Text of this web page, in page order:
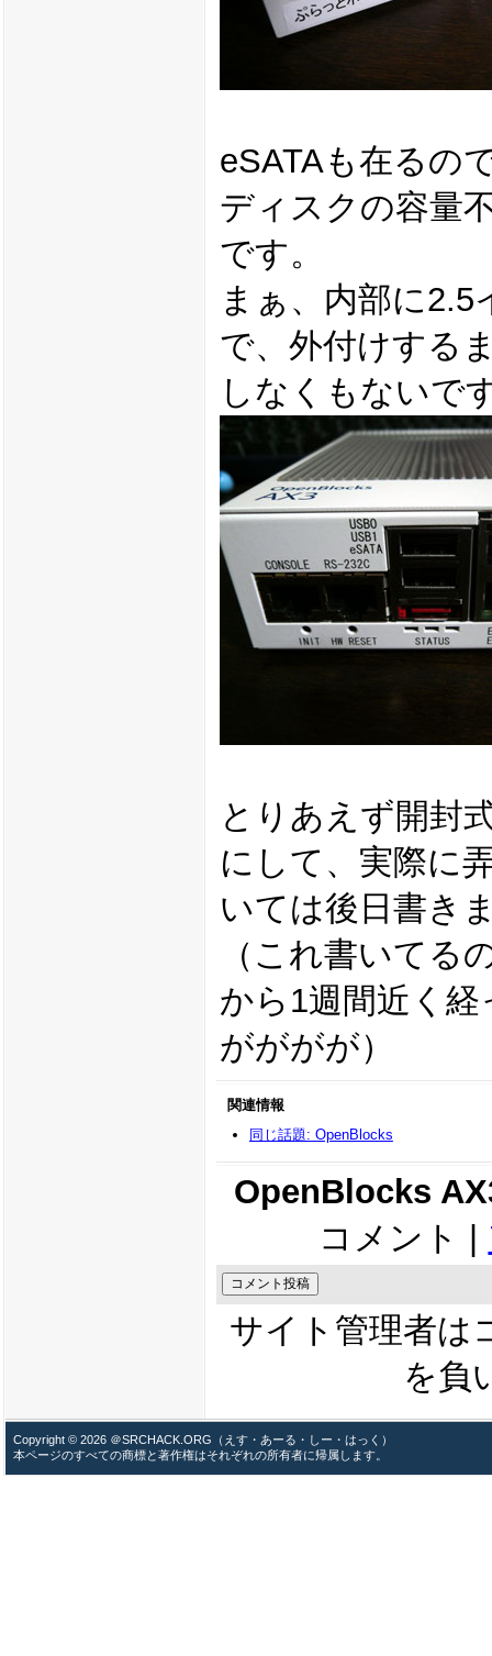
eSATAも在るの
ディスクの容量
です。
まぁ、内部に
で、外付けする
しなくもないで
とりあえず開封
にして、実際に
いては後日書き
（これ書いてる
から1週間近く
がががが）
関連情報
同じ話題: OpenBlocks
OpenBlocks
コメント |
サイト管理者は
を負
Copyright © 2026 ＠SRCHACK.ORG（えす・あーる・しー・はっく）
本ページのすべての商標と著作権はそれぞれの所有者に帰属します。